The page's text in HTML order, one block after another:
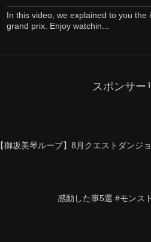
In this video, we explained to you
grand prix. Enjoy watchin...
スポンサー
【御坂美琴ループ】8月クエストダンジ
感動した事5選 #モンス